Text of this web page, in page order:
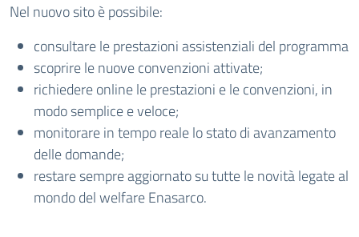
Nel nuovo sito è possibile:
consultare le prestazioni assistenziali del programma
scoprire le nuove convenzioni attivate;
richiedere online le prestazioni e le convenzioni, in
modo semplice e veloce;
monitorare in tempo reale lo stato di avanzamento
delle domande;
restare sempre aggiornato su tutte le novità legate al
mondo del welfare Enasarco.